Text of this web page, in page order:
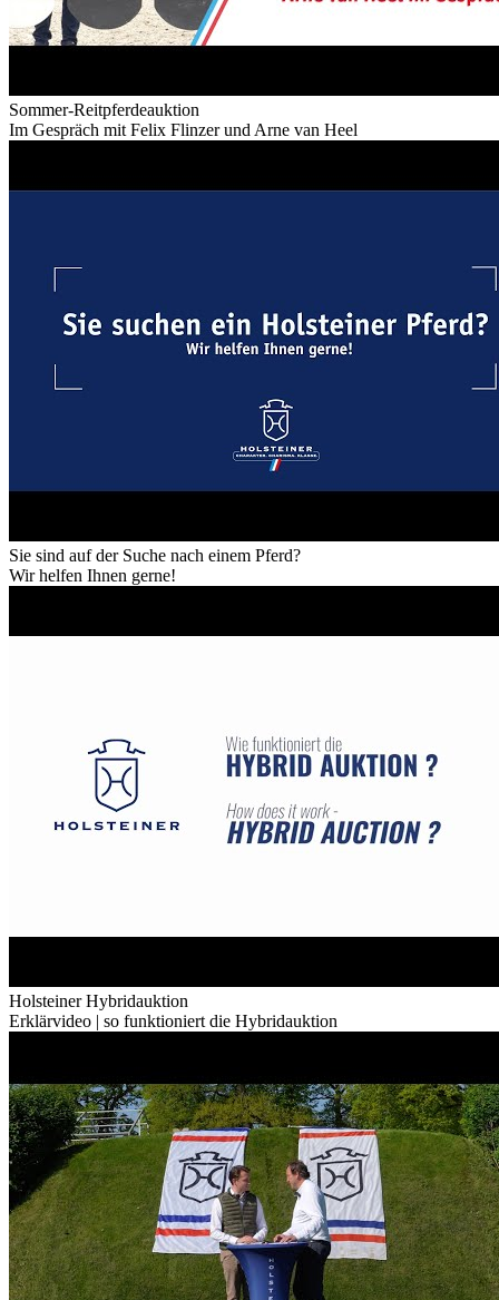
Sommer-Reitpferdeauktion
Im Gespräch mit Felix Flinzer und Arne van Heel
Sie sind auf der Suche nach einem Pferd?
Wir helfen Ihnen gerne!
Holsteiner Hybridauktion
Erklärvideo | so funktioniert die Hybridauktion